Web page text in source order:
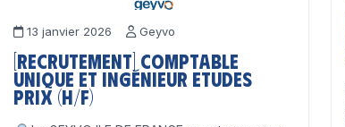
13 janvier 2026 Geyvo
[Recrutement] Comptable
unique et Ingénieur Etudes
Prix (H/F)